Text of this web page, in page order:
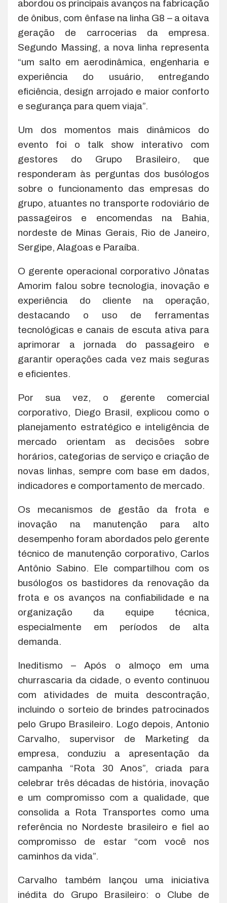
abordou os principais avanços na fabricação
de ônibus, com ênfase na linha G8 – a oitava
geração de carrocerias da empresa.
Segundo Massing, a nova linha representa
“um salto em aerodinâmica, engenharia e
experiência do usuário, entregando
eficiência, design arrojado e maior conforto
e segurança para quem viaja”.
Um dos momentos mais dinâmicos do
evento foi o talk show interativo com
gestores do Grupo Brasileiro, que
responderam às perguntas dos busólogos
sobre o funcionamento das empresas do
grupo, atuantes no transporte rodoviário de
passageiros e encomendas na Bahia,
nordeste de Minas Gerais, Rio de Janeiro,
Sergipe, Alagoas e Paraíba.
O gerente operacional corporativo Jônatas
Amorim falou sobre tecnologia, inovação e
experiência do cliente na operação,
destacando o uso de ferramentas
tecnológicas e canais de escuta ativa para
aprimorar a jornada do passageiro e
garantir operações cada vez mais seguras
e eficientes.
Por sua vez, o gerente comercial
corporativo, Diego Brasil, explicou como o
planejamento estratégico e inteligência de
mercado orientam as decisões sobre
horários, categorias de serviço e criação de
novas linhas, sempre com base em dados,
indicadores e comportamento de mercado.
Os mecanismos de gestão da frota e
inovação na manutenção para alto
desempenho foram abordados pelo gerente
técnico de manutenção corporativo, Carlos
Antônio Sabino. Ele compartilhou com os
busólogos os bastidores da renovação da
frota e os avanços na confiabilidade e na
organização da equipe técnica,
especialmente em períodos de alta
demanda.
Ineditismo – Após o almoço em uma
churrascaria da cidade, o evento continuou
com atividades de muita descontração,
incluindo o sorteio de brindes patrocinados
pelo Grupo Brasileiro. Logo depois, Antonio
Carvalho, supervisor de Marketing da
empresa, conduziu a apresentação da
campanha “Rota 30 Anos”, criada para
celebrar três décadas de história, inovação
e um compromisso com a qualidade, que
consolida a Rota Transportes como uma
referência no Nordeste brasileiro e fiel ao
compromisso de estar “com você nos
caminhos da vida”.
Carvalho também lançou uma iniciativa
inédita do Grupo Brasileiro: o Clube de